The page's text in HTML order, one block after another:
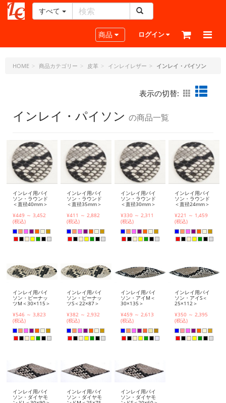
ー
ラ
ト・
ー
ピ
ー
すべて
Toggle navigation
商品 ログイン
HOME 商品カテゴリー 皮革 インレイレザー インレイ・パイソン
表示の切替:
インレイ・パイソン の商品一覧
インレイ用パイ
ソン・ラウンド
＜直径40mm＞
¥449 ～ 3,452
(税込)
インレイ用パイ
ソン・ラウンド
＜直径35mm＞
¥411 ～ 2,882
(税込)
インレイ用パイ
ソン・ラウンド
＜直径30mm＞
¥330 ～ 2,311
(税込)
インレイ用パイ
ソン・ラウンド
＜直径24mm＞
¥221 ～ 1,459
(税込)
インレイ用パイ
ソン・ピーナッ
ツM＜30×115＞
¥546 ～ 3,823
(税込)
インレイ用パイ
ソン・ピーナッ
ツS＜22×87＞
¥382 ～ 2,932
(税込)
インレイ用パイ
ソン・アイM＜
30×135＞
¥459 ～ 2,613
(税込)
インレイ用パイ
ソン・アイS＜
25×112＞
¥350 ～ 2,395
(税込)
インレイ用パイ
ソン・ダイヤモ
インレイ用パイ
ソン・ダイヤモ
インレイ用パイ
ソン・ダイヤモ